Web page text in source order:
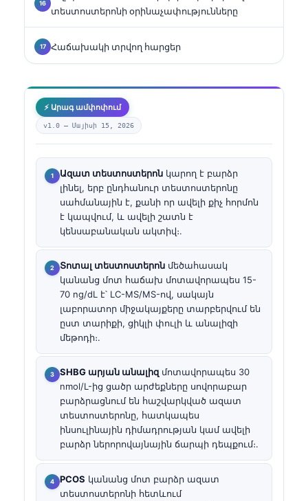
տեստոստերոնի օրինաչափությունները
Հաճախակի տրվող հարցեր
⚡ Արագ ամփոփում
v1.0 — Մայիսի 15, 2026
Ազատ տեստոստերոն կարող է բարձր
լինել, երբ ընդհանուր տեստոստերոնը
սահմանային է, քանի որ ավելի քիչ հորմոն
է կապվում, և ավելի շատն է
կենսաբանական ակտիվ։.
Տոտալ տեստոստերոն մեծահասակ
կանանց մոտ հաճախ մոտավորապես 15-
70 ng/dL է՝ LC-MS/MS-ով, սակայն
լաբորատոր միջակայքերը տարբերվում են
ըստ տարիքի, ցիկլի փուլի և անալիզի
մեթոդի։.
SHBG արյան անալիզ մոտավորապես 30
nmol/L-ից ցածր արժեքները սովորաբար
բարձրացնում են հաշվարկված ազատ
տեստոստերոնը, հատկապես
ինսուլինային դիմադրության կամ ավելի
բարձր ներորովայնային ճարպի դեպքում։.
PCOS կանանց մոտ բարձր ազատ
տեստոստերոնի հետևում